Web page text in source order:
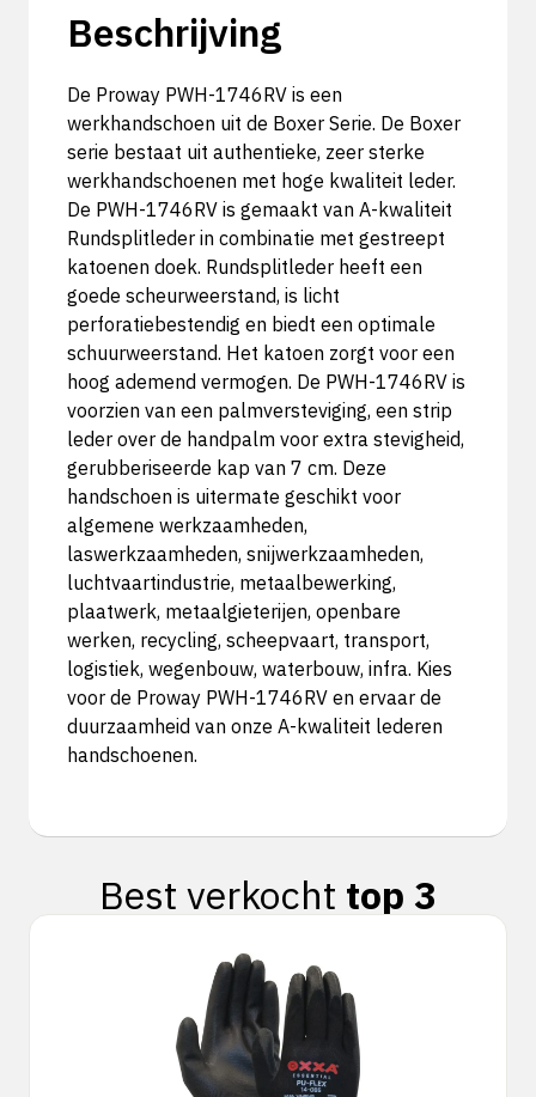
Beschrijving
De Proway PWH-1746RV is een
werkhandschoen uit de Boxer Serie. De Boxer
serie bestaat uit authentieke, zeer sterke
werkhandschoenen met hoge kwaliteit leder.
De PWH-1746RV is gemaakt van A-kwaliteit
Rundsplitleder in combinatie met gestreept
katoenen doek. Rundsplitleder heeft een
goede scheurweerstand, is licht
perforatiebestendig en biedt een optimale
schuurweerstand. Het katoen zorgt voor een
hoog ademend vermogen. De PWH-1746RV is
voorzien van een palmversteviging, een strip
leder over de handpalm voor extra stevigheid,
gerubberiseerde kap van 7 cm. Deze
handschoen is uitermate geschikt voor
algemene werkzaamheden,
laswerkzaamheden, snijwerkzaamheden,
luchtvaartindustrie, metaalbewerking,
plaatwerk, metaalgieterijen, openbare
werken, recycling, scheepvaart, transport,
logistiek, wegenbouw, waterbouw, infra. Kies
voor de Proway PWH-1746RV en ervaar de
duurzaamheid van onze A-kwaliteit lederen
handschoenen.
Best verkocht top 3